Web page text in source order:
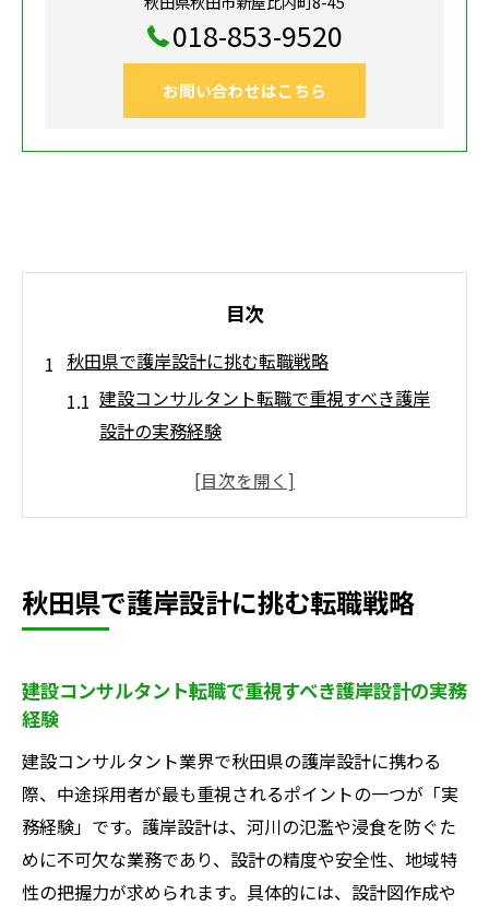
018-853-9520
お問い合わせはこちら
目次
秋田県で護岸設計に挑む転職戦略
建設コンサルタント転職で重視すべき護岸
設計の実務経験
秋田県の河川特徴を建設コンサルタントで
建設コンサルタント転職時に知るべき業界
秋田県で建設コンサルタントが描くキャリ
建設コンサルタント業界の働き方再考
建設コンサルタントの働き方改革と転職市
場の変化
護岸設計分野で求められる建設コンサルタ
ントの柔軟性
秋田県で護岸設計に挑む転職戦略
建設コンサルタント転職で重視すべき護岸設計の実務
経験
建設コンサルタント業界で秋田県の護岸設計に携わる
際、中途採用者が最も重視されるポイントの一つが「実
務経験」です。護岸設計は、河川の氾濫や浸食を防ぐた
めに不可欠な業務であり、設計の精度や安全性、地域特
性の把握力が求められます。具体的には、設計図作成や